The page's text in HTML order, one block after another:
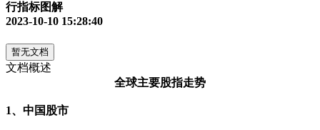
行指标图解
2023-10-10 15:28:40
暂无文档
文档概述
全球主要股指走势
1、中国股市